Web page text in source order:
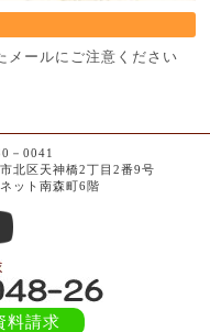
メールにご注意ください
－0041
北区天神橋2丁目2番9号
ット南森町6階
料請求